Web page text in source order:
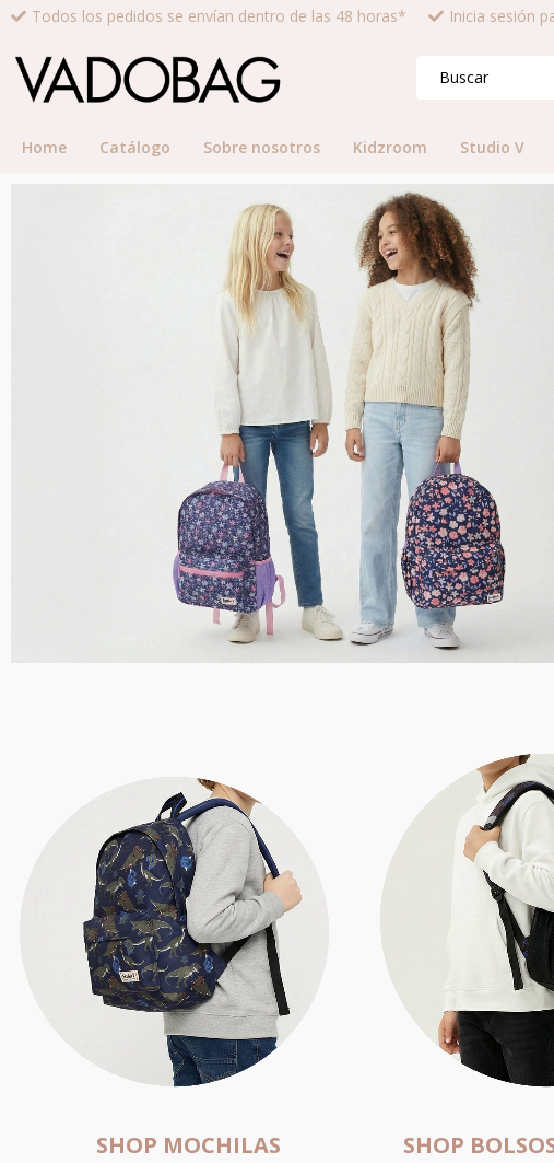
Todos los pedidos se envían dentro de las 48 horas* Inicia sesión
Home Catálogo Sobre nosotros Kidzroom Studio V
SHOP MOCHILAS SHOP